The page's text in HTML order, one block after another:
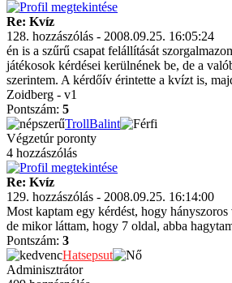
Re: Kvíz
128. hozzászólás - 2008.09.25. 16:05:24
én is a szűrű csapat felállítását
játékosok kérdései kerülnének be, de a
szerintem. A kérdőív érintette a kvízt is,
Zoidberg - v1
Pontszám: 5
TrollBalint
Végzetúr poronty
4 hozzászólás
Re: Kvíz
129. hozzászólás - 2008.09.25. 16:14:00
Most kaptam egy kérdést, hogy
de mikor láttam, hogy 7 oldal, abba
Pontszám: 3
Hatsepsut
Adminisztrátor